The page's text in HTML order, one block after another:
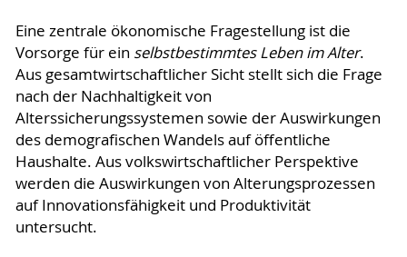
Eine zentrale ökonomische Fragestellung ist die
Vorsorge für ein selbstbestimmtes Leben im Alter.
Aus gesamtwirtschaftlicher Sicht stellt sich die Frage
nach der Nachhaltigkeit von
Alterssicherungssystemen sowie der Auswirkungen
des demografischen Wandels auf öffentliche
Haushalte. Aus volkswirtschaftlicher Perspektive
werden die Auswirkungen von Alterungsprozessen
auf Innovationsfähigkeit und Produktivität
untersucht.